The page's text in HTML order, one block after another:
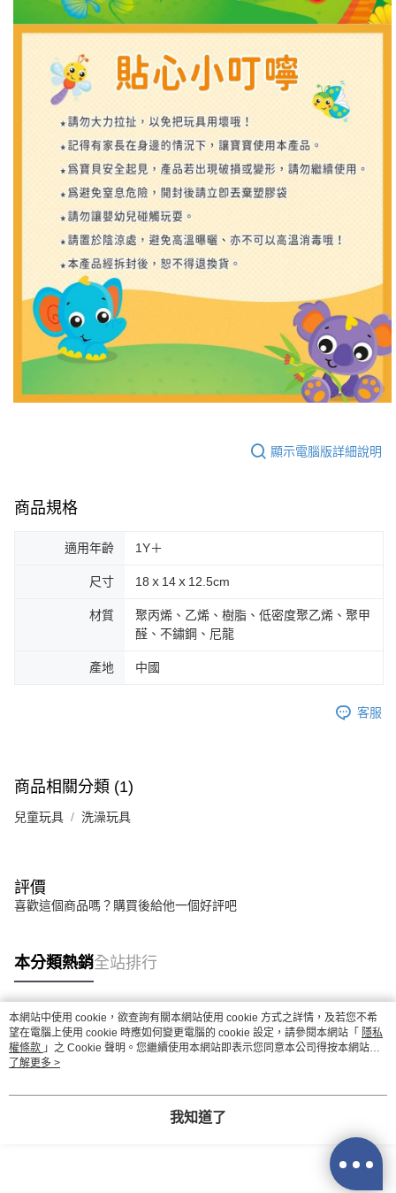
顯示電腦版詳細說明
商品規格
適用年齡 1Y＋
尺寸 18ｘ14ｘ12.5cm
材質
聚丙烯、乙烯、樹脂、低密度聚乙烯、聚甲
醛、不鏽鋼、尼龍
產地 中國
客服
商品相關分類 (1)
兒童玩具 洗澡玩具
評價
喜歡這個商品嗎？購買後給他一個好評吧
本分類熱銷全站排行
熱門標籤
本網站中使用 cookie，欲查詢有關本網站使用 cookie 方式之詳情，及若您不希
望在電腦上使用 cookie 時應如何變更電腦的 cookie 設定，請參閱本網站「 隱私
權條款 」之 Cookie 聲明。您繼續使用本網站即表示您同意本公司得按本網站使
用條款之 Cookie 聲明使用 cookie。
了解更多 >
我知道了